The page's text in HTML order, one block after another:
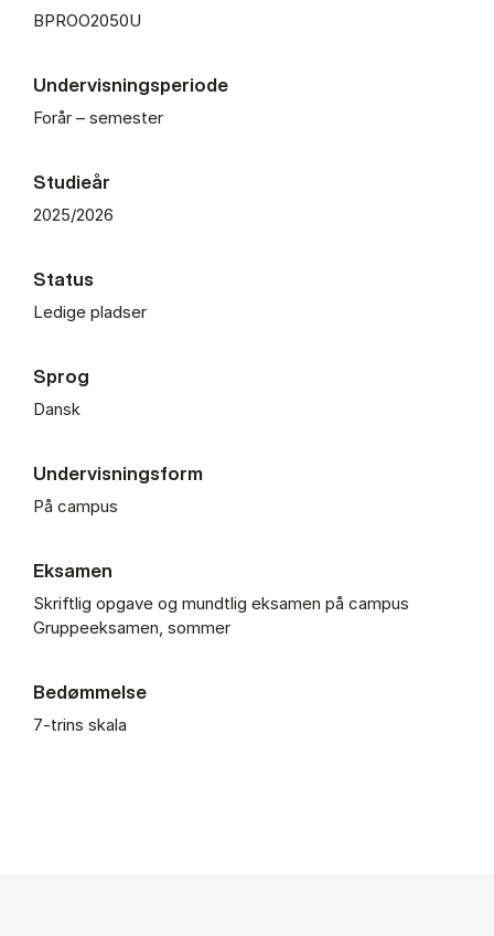
BPROO2050U
Undervisningsperiode
Forår – semester
Studieår
2025/2026
Status
Ledige pladser
Sprog
Dansk
Undervisningsform
På campus
Eksamen
Skriftlig opgave og mundtlig eksamen på campus
Gruppeeksamen, sommer
Bedømmelse
7-trins skala